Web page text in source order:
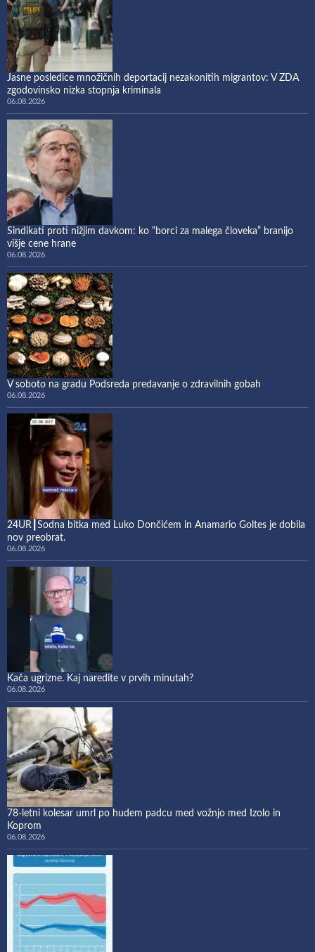
Jasne posledice množičnih deportacij nezakonitih migrantov: V ZDA
zgodovinsko nizka stopnja kriminala
06.08.2026
Sindikati proti nižjim davkom: ko “borci za malega človeka” branijo
višje cene hrane
06.08.2026
V soboto na gradu Podsreda predavanje o zdravilnih gobah
06.08.2026
24UR┃Sodna bitka med Luko Dončićem in Anamario Goltes je dobila
nov preobrat.
06.08.2026
Kača ugrizne. Kaj naredite v prvih minutah?
06.08.2026
78-letni kolesar umrl po hudem padcu med vožnjo med Izolo in
Koprom
06.08.2026